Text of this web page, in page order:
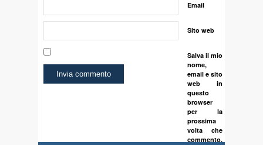
Email
Sito web
Salva il mio
nome,
email e sito
web in
questo
browser
per la
prossima
volta che
commento.